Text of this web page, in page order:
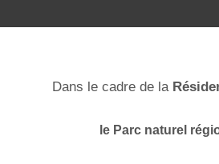
Dans le cadre de la
le Parc naturel